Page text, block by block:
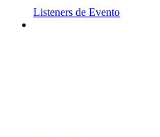
Listeners de Evento